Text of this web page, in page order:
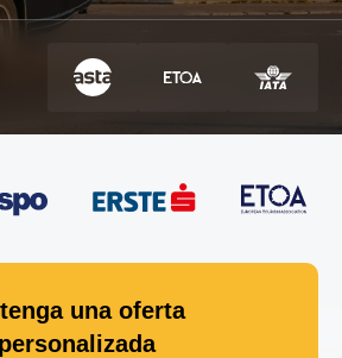
una oferta
personalizada